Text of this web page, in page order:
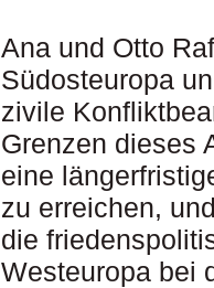
Ana und Otto
Südosteuropa
zivile
Grenzen dieses
eine
zu erreichen,
die
Westeuropa bei